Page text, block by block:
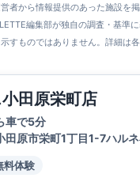
者から情報提供のあった施設を
編集部が独自の調査・基準
すものではありません。詳細は
田原栄町店
車で5分
田原市栄町1丁目1-7ハル
料体験